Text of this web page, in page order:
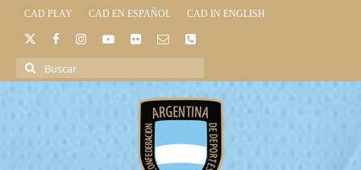
CAD PLAY CAD EN ESPAÑOL CAD IN ENGLISH
Buscar
por: